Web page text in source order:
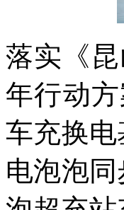
落实《
年行动
车充换
电泡泡